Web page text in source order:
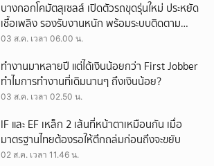
บางกอกโคมัตสุเซลส์ เปิดตัวรถขุดรุ่นใหม่ ประหยัด
เชื้อเพลิง รองรับงานหนัก พร้อมระบบติดตาม
เครื่องจักรผ่านดาวเทียม
03 ส.ค. เวลา 06.00 น.
ทำงานมาหลายปี แต่ได้เงินน้อยกว่า First Jobber
ทำไมการทำงานที่เดิมนานๆ ถึงเงินน้อย?
03 ส.ค. เวลา 02.50 น.
IF และ EF เหล็ก 2 เส้นที่หน้าตาเหมือนกัน เมื่อ
มาตรฐานไทยต้องรอให้ตึกถล่มก่อนถึงจะขยับ
02 ส.ค. เวลา 11.46 น.